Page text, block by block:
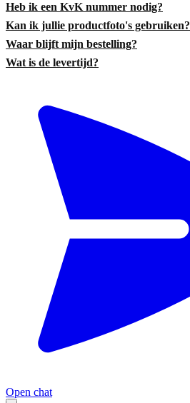
Heb ik een KvK nummer nodig?
Kan ik jullie productfoto's gebruiken?
Waar blijft mijn bestelling?
Wat is de levertijd?
Open chat